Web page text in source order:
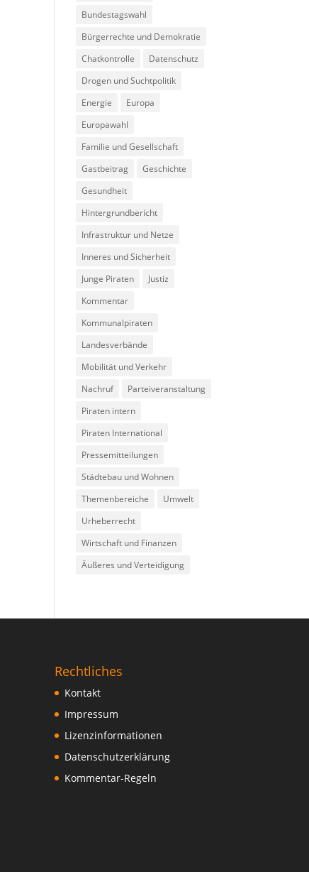
Bundestagswahl
Bürgerrechte und Demokratie
Chatkontrolle
Datenschutz
Drogen und Suchtpolitik
Energie
Europa
Europawahl
Familie und Gesellschaft
Gastbeitrag
Geschichte
Gesundheit
Hintergrundbericht
Infrastruktur und Netze
Inneres und Sicherheit
Junge Piraten
Justiz
Kommentar
Kommunalpiraten
Landesverbände
Mobilität und Verkehr
Nachruf
Parteiveranstaltung
Piraten intern
Piraten International
Pressemitteilungen
Städtebau und Wohnen
Themenbereiche
Umwelt
Urheberrecht
Wirtschaft und Finanzen
Äußeres und Verteidigung
Rechtliches
Kontakt
Impressum
Lizenzinformationen
Datenschutzerklärung
Kommentar-Regeln